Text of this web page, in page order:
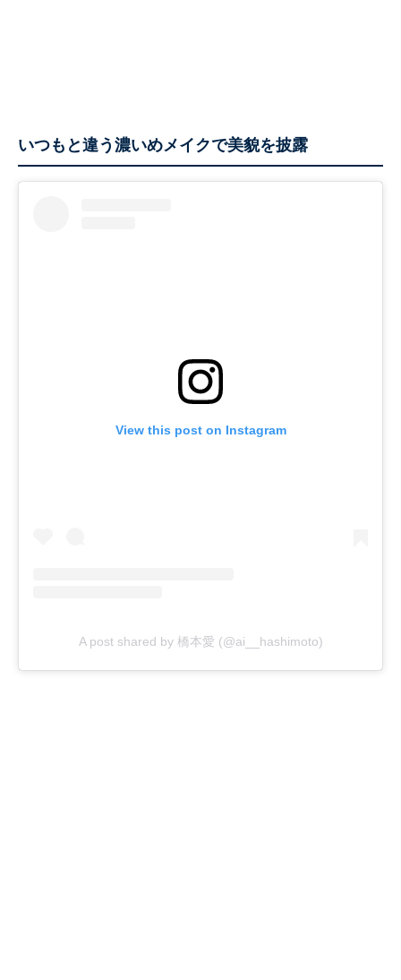
いつもと違う濃いめメイクで美貌を披露
View this post on Instagram
A post shared by 橋本愛 (@ai__hashimoto)